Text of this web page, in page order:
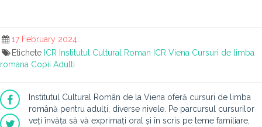
17 February 2024
Etichete ICR Institutul Cultural Roman ICR Viena Cursuri de limba
romana Copii Adulti
Institutul Cultural Român de la Viena oferă cursuri de limba
română pentru adulți, diverse nivele. Pe parcursul cursurilor
veți învăța să vă exprimați oral și în scris pe teme familiare,